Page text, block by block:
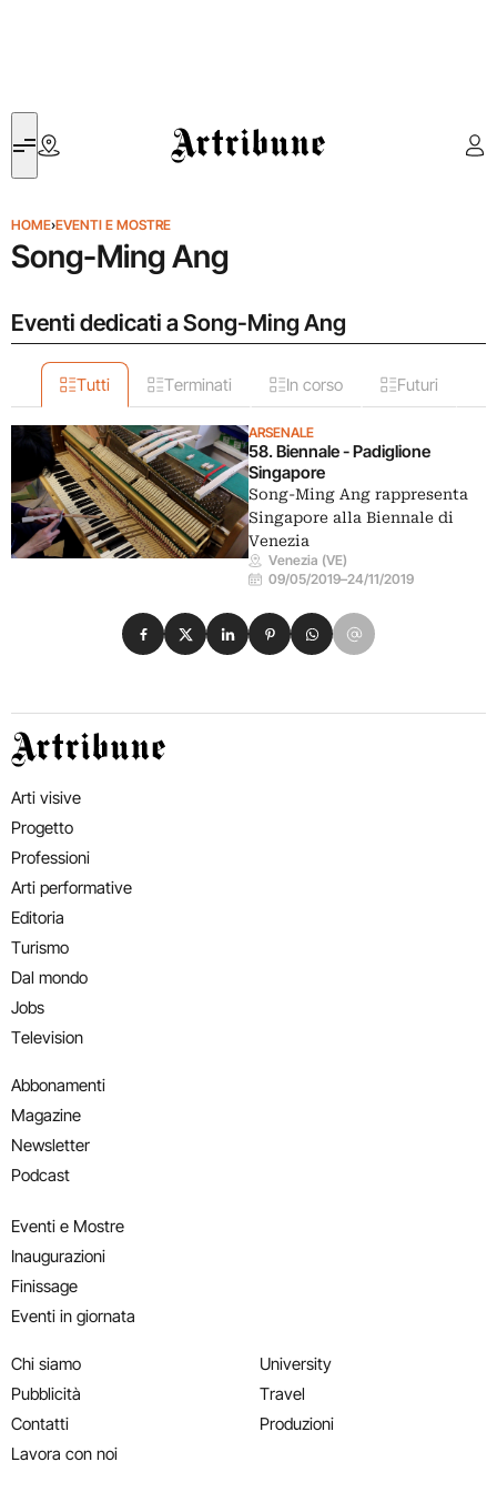
Artribune
HOME›EVENTI E MOSTRE
Song-Ming Ang
Eventi dedicati a Song-Ming Ang
Tutti Terminati In corso Futuri
ARSENALE
58. Biennale - Padiglione
Singapore
Song-Ming Ang rappresenta
Singapore alla Biennale di
Venezia
Venezia (VE)
09/05/2019–24/11/2019
Condividi su Facebook
Condividi su X
Condividi su LinkedIn
Condividi su Pinterest
Condividi su WhatsApp
Condividi su Email
Artribune
Arti visive
Progetto
Professioni
Arti performative
Editoria
Turismo
Dal mondo
Jobs
Television
Abbonamenti
Magazine
Newsletter
Podcast
Eventi e Mostre
Inaugurazioni
Finissage
Eventi in giornata
Chi siamo
Pubblicità
Contatti
Lavora con noi
University
Travel
Produzioni